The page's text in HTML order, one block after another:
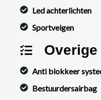
Led achterlichten
Sportvelgen
Overige
Anti blokkeer
Bestuurdersairbag